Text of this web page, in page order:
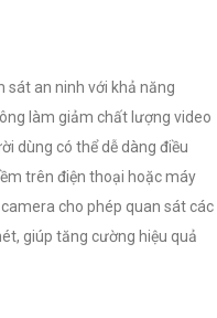
và chi phí phải chăng cho
cân nhắc lắp đặt Camera
chăng, Camera Hikvision là
và an ninh cho mọi người.
đến hình ảnh chất lượng
bất kỳ chi tiết nào trong quá
chất lượng vượt trội, Camera
sát an ninh với khả năng
làm giảm chất lượng video
dùng có thể dễ dàng điều
trên điện thoại hoặc máy
cho phép quan sát các
giúp tăng cường hiệu quả